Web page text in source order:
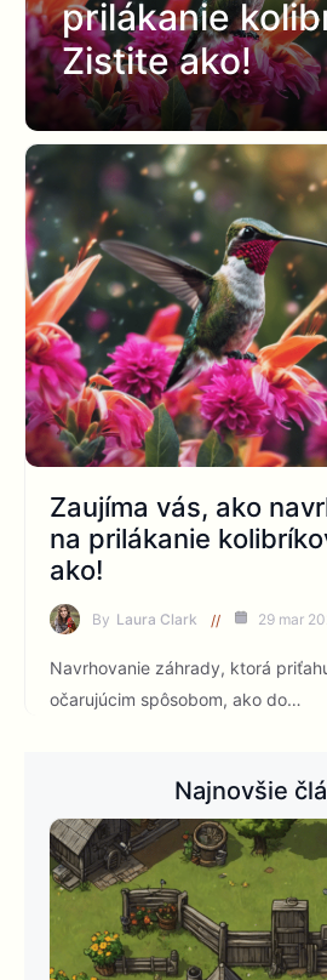
prilákanie
Zistite ako!
Zaujíma vás, ako
na prilákanie
ako!
By Laura Clark 29 mar
Navrhovanie záhrady, ktorá
očarujúcim spôsobom, ako do…
Najnovšie